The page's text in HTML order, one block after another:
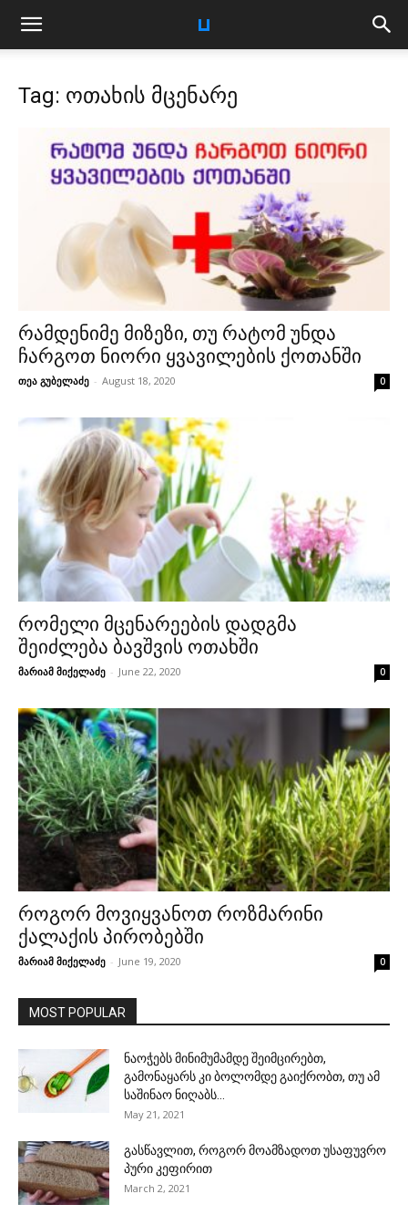
Tag: ოთახის მცენარე
რამდენიმე მიზეზი, თუ რატომ უნდა
ჩარგოთ ნიორი ყვავილების ქოთანში
თეა გუბელაძე - August 18, 2020 0
რომელი მცენარეების დადგმა
შეიძლება ბავშვის ოთახში
მარიამ მიქელაძე - June 22, 2020 0
როგორ მოვიყვანოთ როზმარინი
ქალაქის პირობებში
მარიამ მიქელაძე - June 19, 2020 0
MOST POPULAR
ნაოჭებს მინიმუმამდე შეიმცირებთ,
გამონაყარს კი ბოლომდე გაიქრობთ, თუ ამ
საშინაო ნიღაბს...
May 21, 2021
გასწავლით, როგორ მოამზადოთ უსაფუვრო
პური კეფირით
March 2, 2021